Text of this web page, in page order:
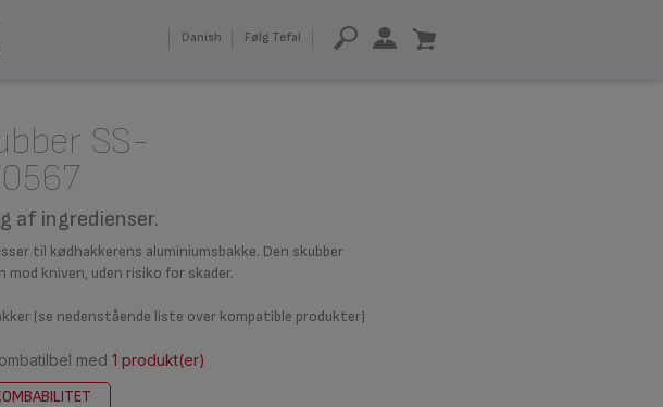
Danish Følg Tefal
SS-
af ingredienser.
til kødhakkerens aluminiumsbakke. Den skubber
mod kniven, uden risiko for skader.
(se nedenstående liste over kompatible produkter)
med 1 produkt(er)